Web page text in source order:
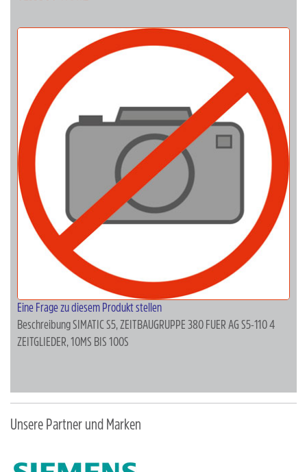
Eine Frage zu diesem Produkt stellen
BeschreibungSIMATIC S5, ZEITBAUGRUPPE 380 FUER AG S5-110 4
ZEITGLIEDER, 10MS BIS 100S
Unsere Partner und Marken